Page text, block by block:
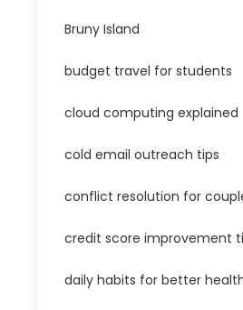
Bruny Island
budget travel for students
cloud computing explained
cold email outreach tips
conflict resolution for
credit score improvement
daily habits for better